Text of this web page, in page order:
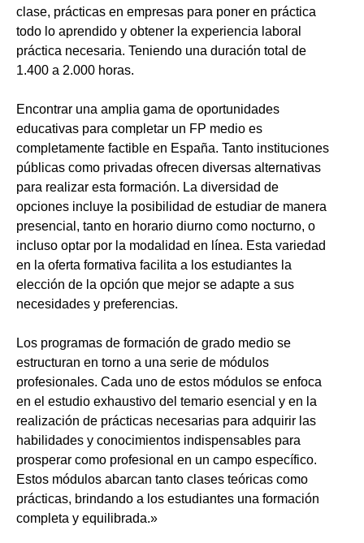
clase, prácticas en empresas para poner en práctica
todo lo aprendido y obtener la experiencia laboral
práctica necesaria. Teniendo una duración total de
1.400 a 2.000 horas.
Encontrar una amplia gama de oportunidades
educativas para completar un FP medio es
completamente factible en España. Tanto instituciones
públicas como privadas ofrecen diversas alternativas
para realizar esta formación. La diversidad de
opciones incluye la posibilidad de estudiar de manera
presencial, tanto en horario diurno como nocturno, o
incluso optar por la modalidad en línea. Esta variedad
en la oferta formativa facilita a los estudiantes la
elección de la opción que mejor se adapte a sus
necesidades y preferencias.
Los programas de formación de grado medio se
estructuran en torno a una serie de módulos
profesionales. Cada uno de estos módulos se enfoca
en el estudio exhaustivo del temario esencial y en la
realización de prácticas necesarias para adquirir las
habilidades y conocimientos indispensables para
prosperar como profesional en un campo específico.
Estos módulos abarcan tanto clases teóricas como
prácticas, brindando a los estudiantes una formación
completa y equilibrada.»